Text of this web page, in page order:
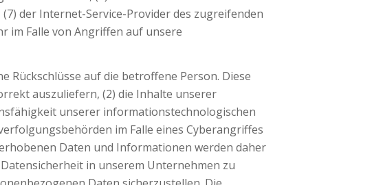
der Internet-Service-Provider des zugreifenden
im Falle von Angriffen auf unsere
Rückschlüsse auf die betroffene Person. Diese
auszuliefern, (2) die Inhalte unserer
unserer informationstechnologischen
im Falle eines Cyberangriffes
Daten und Informationen werden daher
in unserem Unternehmen zu